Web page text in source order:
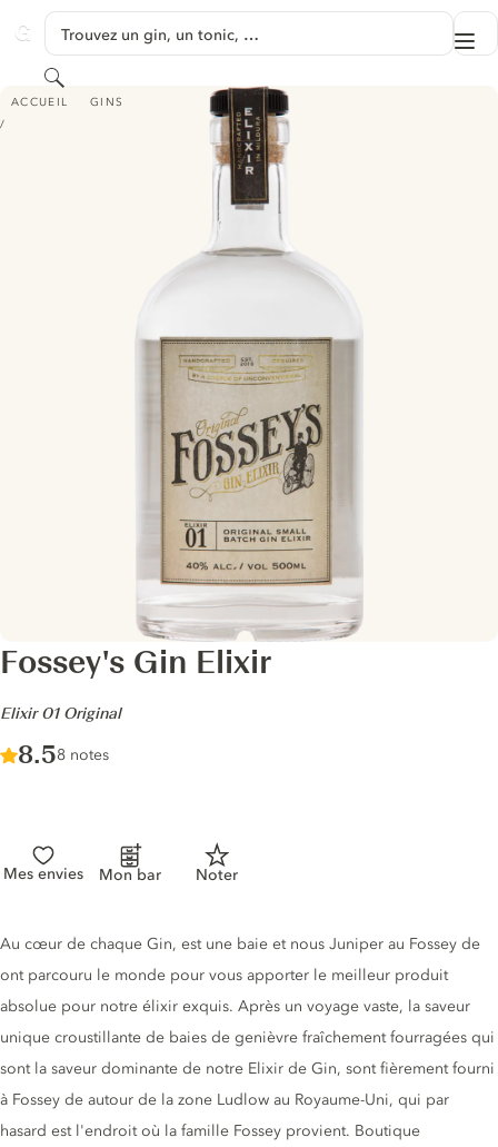
GINVENTORY
Trouvez un gin, un tonic, …
Rechercher
ACCUEIL GINS
FOSSEY'S GIN ELIXIR - ELIXIR 01 ORIGINAL
Fossey's Gin Elixir
-
Elixir 01 Original
Score :
8.5/ 10
8 notes
Mes envies Mon bar Noter
Description du gin
Au cœur de chaque Gin, est une baie et nous Juniper au Fossey de
ont parcouru le monde pour vous apporter le meilleur produit
absolue pour notre élixir exquis. Après un voyage vaste, la saveur
unique croustillante de baies de genièvre fraîchement fourragées qui
sont la saveur dominante de notre Elixir de Gin, sont fièrement fourni
à Fossey de autour de la zone Ludlow au Royaume-Uni, qui par
hasard est l'endroit où la famille Fossey provient. Boutique